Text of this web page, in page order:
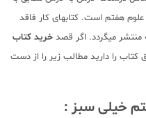
هفتم است. کتابهای کار فاقد
منتشر میگردد. اگر قصد خرید کتاب
کتاب را دارید مطالب زیر را از دست
خیلی سبز :